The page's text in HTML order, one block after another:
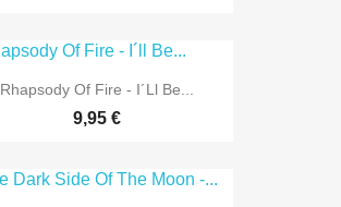
Rhapsody Of Fire - I´ll Be...
9,95 €